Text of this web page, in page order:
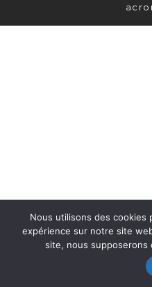
Nous utilisons des cookies
expérience sur notre site
site, nous supposerons